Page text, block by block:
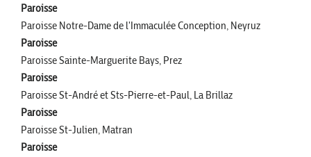
Paroisse
Paroisse Notre-Dame de l'Immaculée Conception, Neyruz
Paroisse
Paroisse Sainte-Marguerite Bays, Prez
Paroisse
Paroisse St-André et Sts-Pierre-et-Paul, La Brillaz
Paroisse
Paroisse St-Julien, Matran
Paroisse